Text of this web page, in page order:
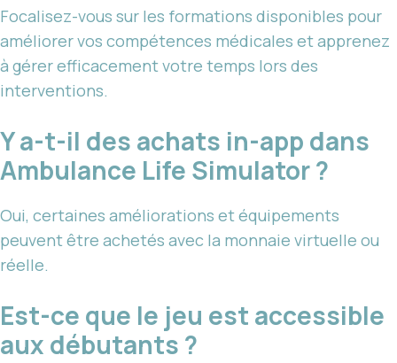
Focalisez-vous sur les formations disponibles pour
améliorer vos compétences médicales et apprenez
à gérer efficacement votre temps lors des
interventions.
Y a-t-il des achats in-app dans
Ambulance Life Simulator ?
Oui, certaines améliorations et équipements
peuvent être achetés avec la monnaie virtuelle ou
réelle.
Est-ce que le jeu est accessible
aux débutants ?